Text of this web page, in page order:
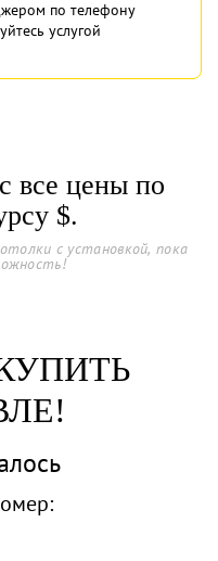
по телефону
услугой
все цены по
$.
с установкой, пока